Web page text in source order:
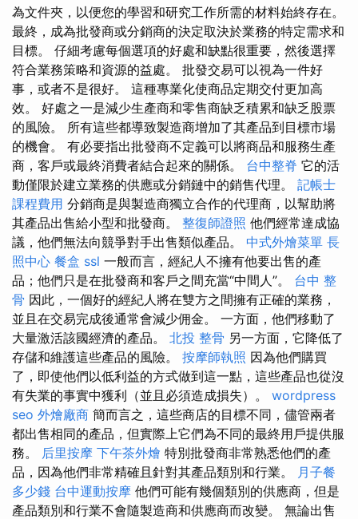
為文件夾，以便您的學習和研究工作所需的材料始終存在。
最終，成為批發商或分銷商的決定取決於業務的特定需求和
目標。 仔細考慮每個選項的好處和缺點很重要，然後選擇
符合業務策略和資源的益處。 批發交易可以視為一件好
事，或者不是很好。 這種專業化使商品定期交付更加高
效。 好處之一是減少生產商和零售商缺乏積累和缺乏股票
的風險。 所有這些都導致製造商增加了其產品到目標市場
的機會。 有必要指出批發商不定義可以將商品和服務生產
商，客戶或最終消費者結合起來的關係。 台中整脊 它的活
動僅限於建立業務的供應或分銷鏈中的銷售代理。 記帳士
課程費用 分銷商是與製造商獨立合作的代理商，以幫助將
其產品出售給小型和批發商。 整復師證照 他們經常達成協
議，他們無法向競爭對手出售類似產品。 中式外燴菜單 長
照中心 餐盒 ssl 一般而言，經紀人不擁有他要出售的產
品；他們只是在批發商和客戶之間充當“中間人”。 台中 整
骨 因此，一個好的經紀人將在雙方之間擁有正確的業務，
並且在交易完成後通常會減少佣金。 一方面，他們移動了
大量激活該國經濟的產品。 北投 整骨 另一方面，它降低了
存儲和維護這些產品的風險。 按摩師執照 因為他們購買
了，即使他們以低利益的方式做到這一點，這些產品也從沒
有失業的事實中獲利（並且必須造成損失）。 wordpress
seo 外燴廠商 簡而言之，這些商店的目標不同，儘管兩者
都出售相同的產品，但實際上它們為不同的最終用戶提供服
務。 后里按摩 下午茶外燴 特別批發商非常熟悉他們的產
品，因為他們非常精確且針對其產品類別和行業。 月子餐
多少錢 台中運動按摩 他們可能有幾個類別的供應商，但是
產品類別和行業不會隨製造商和供應商而改變。 無論出售